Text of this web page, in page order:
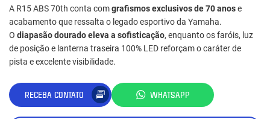
A R15 ABS 70th conta comgrafismos exclusivos de 70 anose
acabamento que ressalta o legado esportivo da Yamaha.
O diapasão dourado eleva a sofisticação, enquanto os faróis, luz
de posição e lanterna traseira 100% LED reforçam o caráter de
pista e excelente visibilidade.
RECEBA CONTATO WHATSAPP